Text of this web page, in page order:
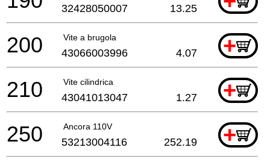
32428050007 13.25
Vite a brugola +
200 43066003996 4.07
Vite cilindrica +
210 43041013047 1.27
Ancora 110V +
250 53213004116 252.19